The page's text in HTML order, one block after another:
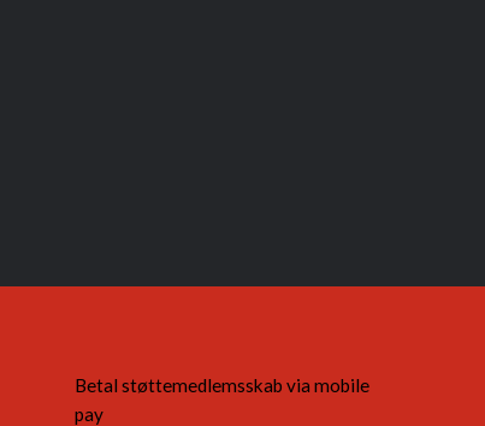
Betal støttemedlemsskab via mobile
pay